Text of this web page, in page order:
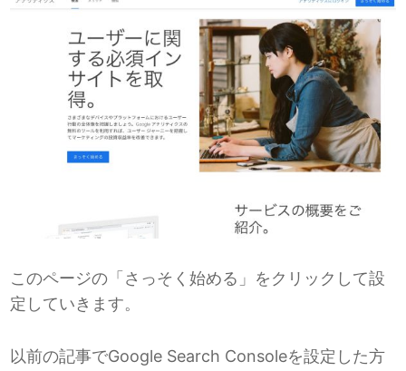
このページの「さっそく始める」をクリックして設
定していきます。
以前の記事でGoogle Search Consoleを設定した方